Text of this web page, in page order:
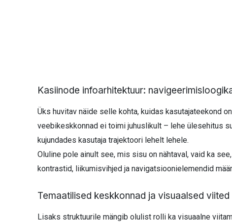
Kasiinode infoarhitektuur:
Üks huvitav näide selle kohta, kuidas kasutajateekond
veebikeskkonnad ei toimi juhuslikult – lehe ülesehitus
kujundades kasutaja trajektoori lehelt lehele.
Oluline pole ainult see, mis sisu on nähtaval, vaid ka
kontrastid, liikumisvihjed ja navigatsioonielemendid
Temaatilised keskkonnad ja visuaalsed viited
Lisaks struktuurile mängib olulist rolli ka visuaalne